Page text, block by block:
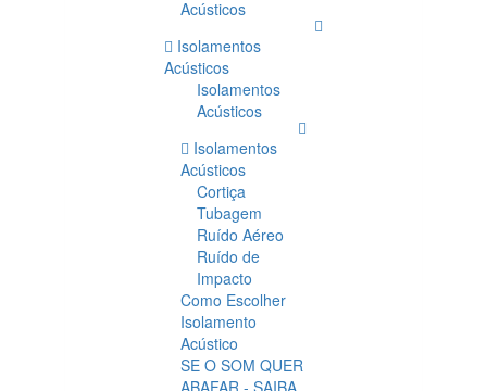
Acústicos
Isolamentos
Acústicos
Isolamentos
Acústicos
Isolamentos
Acústicos
Cortiça
Tubagem
Ruído Aéreo
Ruído de
Impacto
Como Escolher
Isolamento
Acústico
SE O SOM QUER
ABAFAR - SAIBA